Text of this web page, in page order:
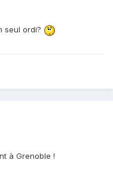
seul ordi?
à Grenoble !